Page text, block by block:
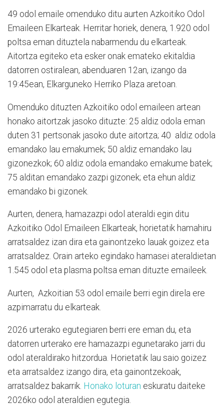
49 odol emaile omenduko ditu aurten Azkoitiko Odol
Emaileen Elkarteak. Herritar horiek, denera, 1.920 odol
poltsa eman dituztela nabarmendu du elkarteak.
Aitortza egiteko eta esker onak emateko ekitaldia
datorren ostiralean, abenduaren 12an, izango da
19:45ean, Elkarguneko Herriko Plaza aretoan.
Omenduko dituzten Azkoitiko odol emaileen artean
honako aitortzak jasoko dituzte: 25 aldiz odola eman
duten 31 pertsonak jasoko dute aitortza; 40 aldiz odola
emandako lau emakumek; 50 aldiz emandako lau
gizonezkok; 60 aldiz odola emandako emakume batek;
75 alditan emandako zazpi gizonek; eta ehun aldiz
emandako bi gizonek.
Aurten, denera, hamazazpi odol ateraldi egin ditu
Azkoitiko Odol Emaileen Elkarteak, horietatik hamahiru
arratsaldez izan dira eta gainontzeko lauak goizez eta
arratsaldez. Orain arteko egindako hamasei ateraldietan
1.545 odol eta plasma poltsa eman dituzte emaileek.
Aurten, Azkoitian 53 odol emaile berri egin direla ere
azpimarratu du elkarteak.
2026 urterako egutegiaren berri ere eman du, eta
datorren urterako ere hamazazpi egunetarako jarri du
odol ateraldirako hitzordua. Horietatik lau saio goizez
eta arratsaldez izango dira, eta gainontzekoak,
arratsaldez bakarrik. Honako loturan eskuratu daiteke
2026ko odol ateraldien egutegia.